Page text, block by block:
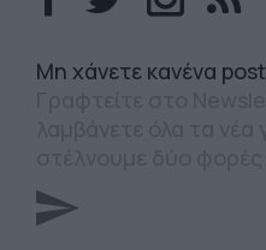
Mη χάνετε κανένα post